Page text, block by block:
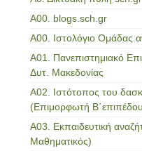
Α00. blogs.sch.gr
Α00. Ιστολόγιο Ομάδας
Α01. Πανεπιστημιακό
Δυτ. Μακεδονίας
Α02. Ιστότοπος του
(Επιμορφωτή
Α03. Εκπαιδευτική
Μαθηματικός)